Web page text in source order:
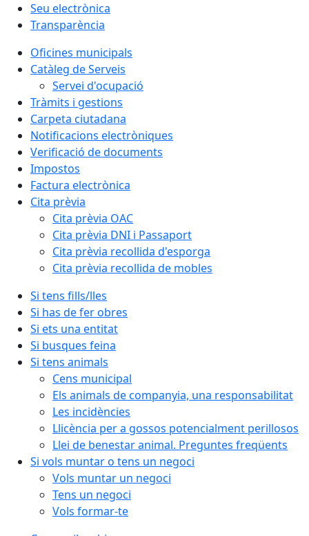
Seu electrònica
Transparència
Oficines municipals
Catàleg de Serveis
Servei d'ocupació
Tràmits i gestions
Carpeta ciutadana
Notificacions electròniques
Verificació de documents
Impostos
Factura electrònica
Cita prèvia
Cita prèvia OAC
Cita prèvia DNI i Passaport
Cita prèvia recollida d'esporga
Cita prèvia recollida de mobles
Si tens fills/lles
Si has de fer obres
Si ets una entitat
Si busques feina
Si tens animals
Cens municipal
Els animals de companyia, una responsabilitat
Les incidències
Llicència per a gossos potencialment perillosos
Llei de benestar animal. Preguntes freqüents
Si vols muntar o tens un negoci
Vols muntar un negoci
Tens un negoci
Vols formar-te